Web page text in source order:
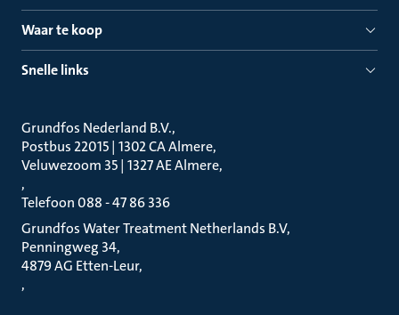
Waar te koop
Snelle links
Grundfos Nederland B.V.
Postbus 22015 | 1302 CA Almere
Veluwezoom 35 | 1327 AE Almere
Telefoon 088 - 47 86 336
Grundfos Water Treatment Netherlands B.V
Penningweg 34
4879 AG Etten-Leur